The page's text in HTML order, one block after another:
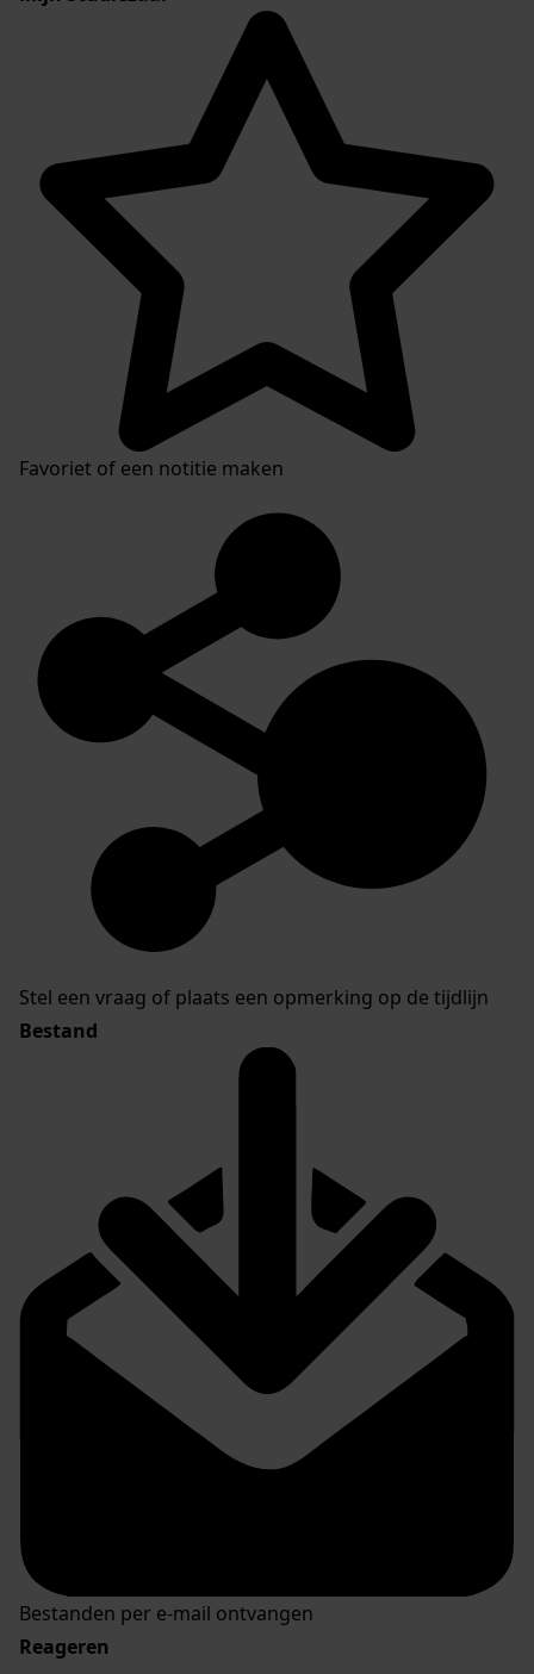
Favoriet of een notitie maken
Stel een vraag of plaats een opmerking op de tijdlijn
Bestand
Bestanden per e-mail ontvangen
Reageren